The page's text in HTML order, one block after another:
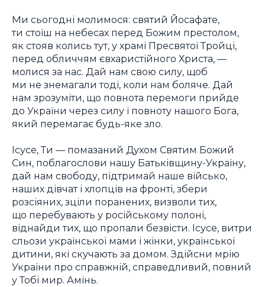
Ми сьогодні молимося: святий Йосафате,
ти стоїш на небесах перед Божим престолом,
як стояв колись тут, у храмі Пресвятої Тройці,
перед обличчям євхаристійного Христа, —
молися за нас. Дай нам свою силу, щоб
ми не знемагали тоді, коли нам боляче. Дай
нам зрозуміти, що повнота перемоги прийде
до України через силу і повноту нашого Бога,
який перемагає будь-яке зло.
Ісусе, Ти — помазаний Духом Святим Божий
Син, поблагослови нашу Батьківщину-Україну,
дай нам свободу, підтримай наше військо,
наших дівчат і хлопців на фронті, збери
розсіяних, зціли поранених, визволи тих,
що перебувають у російському полоні,
віднайди тих, що пропали безвісти. Ісусе, витри
сльози української мами і жінки, української
дитини, які скучають за домом. Здійсни мрію
України про справжній, справедливий, повний
у Тобі мир. Амінь.